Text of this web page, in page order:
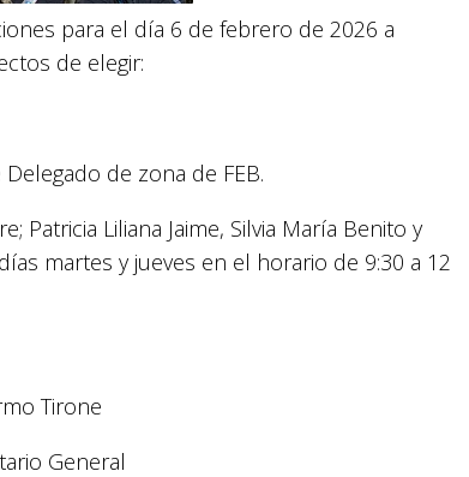
para el día 6 de febrero de 2026 a
de elegir:
de zona de FEB.
Patricia Liliana Jaime, Silvia María Benito y
martes y jueves en el horario de 9:30 a 12